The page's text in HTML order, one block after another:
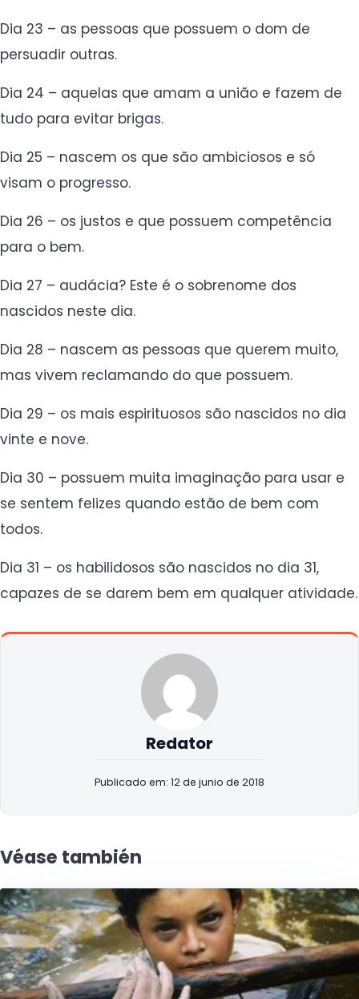
Dia 23 – as pessoas que possuem o dom de
persuadir outras.
Dia 24 – aquelas que amam a união e fazem de
tudo para evitar brigas.
Dia 25 – nascem os que são ambiciosos e só
visam o progresso.
Dia 26 – os justos e que possuem competência
para o bem.
Dia 27 – audácia? Este é o sobrenome dos
nascidos neste dia.
Dia 28 – nascem as pessoas que querem muito,
mas vivem reclamando do que possuem.
Dia 29 – os mais espirituosos são nascidos no dia
vinte e nove.
Dia 30 – possuem muita imaginação para usar e
se sentem felizes quando estão de bem com
todos.
Dia 31 – os habilidosos são nascidos no dia 31,
capazes de se darem bem em qualquer atividade.
Redator
Publicado em: 12 de junio de 2018
Véase también